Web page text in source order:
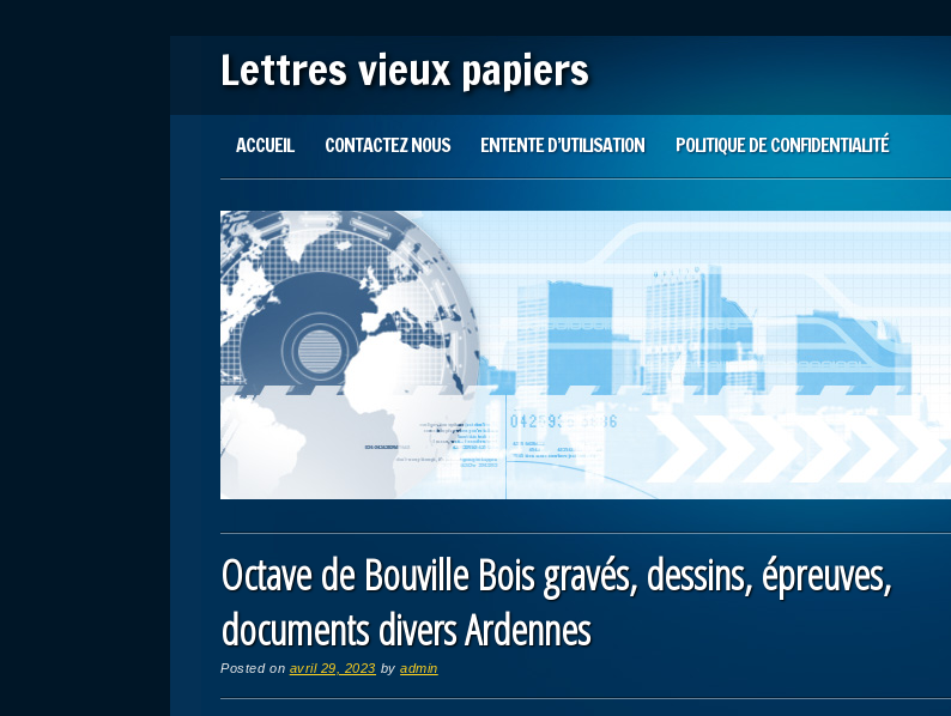
Lettres vieux papiers
Main menu
ACCUEIL CONTACTEZ NOUS ENTENTE D’UTILISATION POLITIQUE DE CONFIDENTIALITÉ
Octave de Bouville Bois gravés, dessins, épreuves,
documents divers Ardennes
Posted on avril 29, 2023 byadmin